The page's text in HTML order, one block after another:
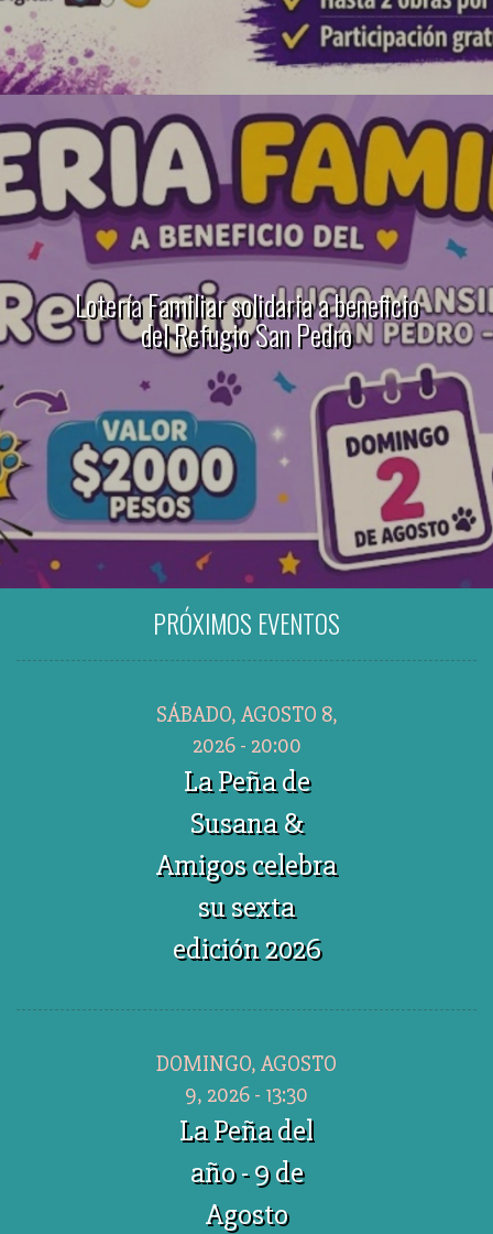
Lotería Familiar solidaria a beneficio
del Refugio San Pedro
PRÓXIMOS EVENTOS
SÁBADO, AGOSTO 8,
2026 - 20:00
La Peña de
Susana &
Amigos celebra
su sexta
edición 2026
DOMINGO, AGOSTO
9, 2026 - 13:30
La Peña del
año - 9 de
Agosto